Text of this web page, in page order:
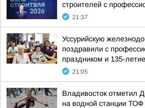
строителей с
21:37
Уссурийскую
поздравили с
праздником и 135-
21:05
Владивосток отметил
на водной станции ТОФ